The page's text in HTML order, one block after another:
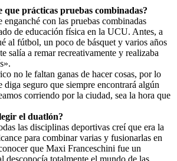
que prácticas pruebas combinadas?
enganché con las pruebas combinadas
de educación física en la UCU. Antes, a
al fútbol, un poco de básquet y varios años
salía a remar recreativamente y realizaba
no le faltan ganas de hacer cosas, por lo
diga seguro que siempre encontrará algún
corriendo por la ciudad, sea la hora que
el duatlón?
las disciplinas deportivas creí que era la
para combinar varias y fusionarlas en
que Maxi Franceschini fue un
desconocía totalmente el mundo de las